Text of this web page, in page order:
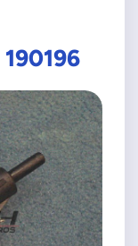
190196